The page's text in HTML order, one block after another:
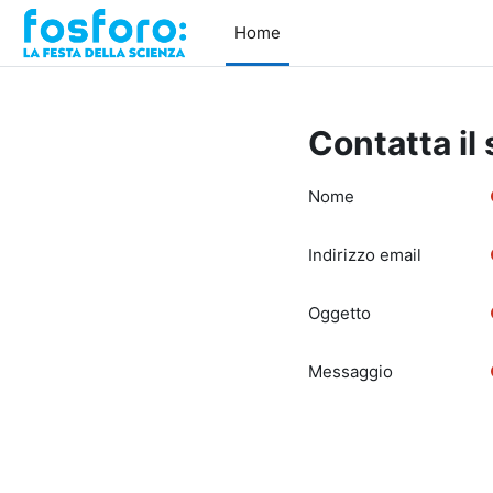
Vai al contenuto principale
Home
Contatta il
Nome
Indirizzo email
Oggetto
Messaggio